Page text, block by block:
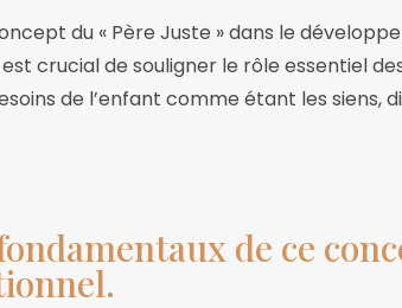
du « Père Juste » dans le
est crucial de souligner le rôle essentiel
de l’enfant comme étant les siens,
de ce